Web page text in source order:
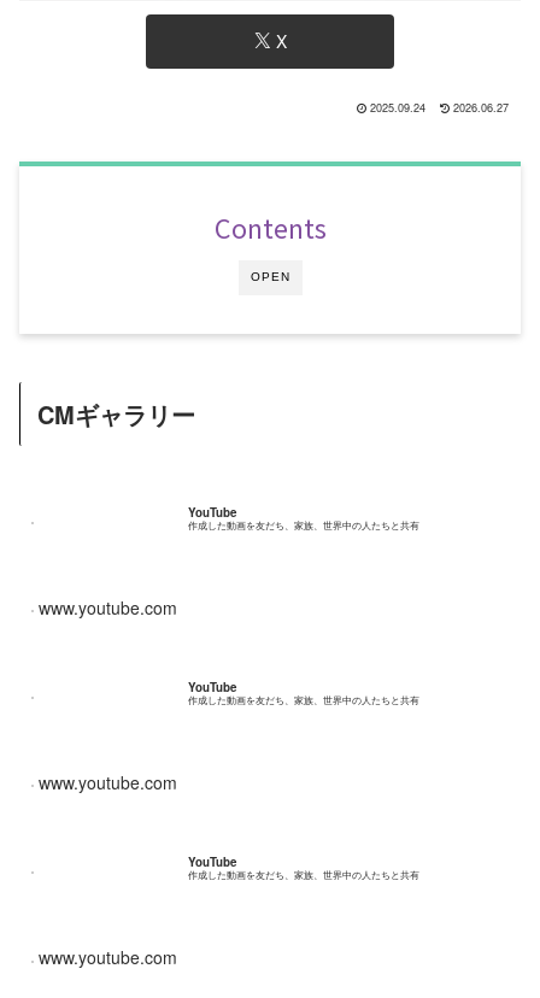
X
2025.09.24 2026.06.27
OPEN
Contents
CMギャラリー
YouTube
作成した動画を友だち、家族、世界中の人たちと共有
www.youtube.com
YouTube
作成した動画を友だち、家族、世界中の人たちと共有
www.youtube.com
YouTube
作成した動画を友だち、家族、世界中の人たちと共有
www.youtube.com